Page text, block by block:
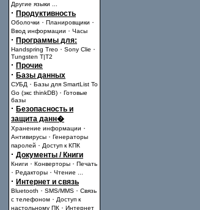
Другие языки
· Продуктивность
Оболочки · Планировщики ·
Ввод информации · Часы
· Программы для:
Handspring Treo · Sony Clie ·
Tungsten T|T2
· Прочие
· Базы данных
СУБД · Базы для SmartList To
Go (экс thinkDB) · Готовые
базы
· Безопасность и
защита данн�
Хранение информации ·
Антивирусы · Генераторы
паролей · Доступ к КПК
· Документы / Книги
Книги · Конверторы · Печать
· Редакторы · Чтение
· Интернет и связь
Bluetooth · SMS/MMS · Связь
с телефоном · Доступ к
настольному ПК · Интернет